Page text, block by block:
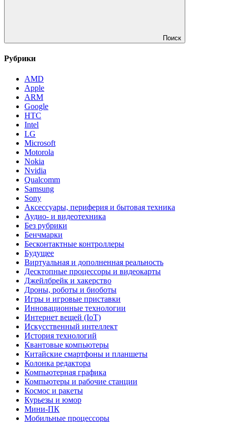
Поиск
Рубрики
AMD
Apple
ARM
Google
HTC
Intel
LG
Microsoft
Motorola
Nokia
Nvidia
Qualcomm
Samsung
Sony
Аксессуары, периферия и бытовая техника
Аудио- и видеотехника
Без рубрики
Бенчмарки
Бесконтактные контроллеры
Будущее
Виртуальная и дополненная реальность
Десктопные процессоры и видеокарты
Джейлбрейк и хакерство
Дроны, роботы и биоботы
Игры и игровые приставки
Инновационные технологии
Интернет вещей (IoT)
Искусственный интеллект
История технологий
Квантовые компьютеры
Китайские смартфоны и планшеты
Колонка редактора
Компьютерная графика
Компьютеры и рабочие станции
Космос и ракеты
Курьезы и юмор
Мини-ПК
Мобильные процессоры